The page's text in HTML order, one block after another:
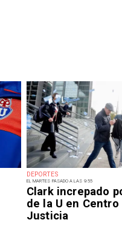
DEPORTES
EL MARTES PASADO A LAS 9:55
Clark increpado
de la U en Centro
Justicia